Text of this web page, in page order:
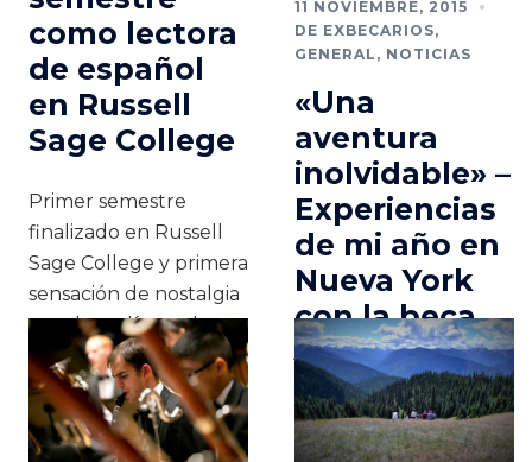
como lectora
de español
en Russell
Sage College
Primer semestre
finalizado en Russell
Sage College y primera
sensación de nostalgia
y melancolía por lo
que fue y por lo poco
que queda. Antes de
aterrizar en los Estados
Unidos y durante los
11 NOVIEMBRE, 2015
DE EXBECARIOS,
GENERAL , NOTICIAS
«Una
aventura
inolvidable» –
Experiencias
de mi año en
Nueva York
con la beca
Junta de
Andalucía /
Fulbright